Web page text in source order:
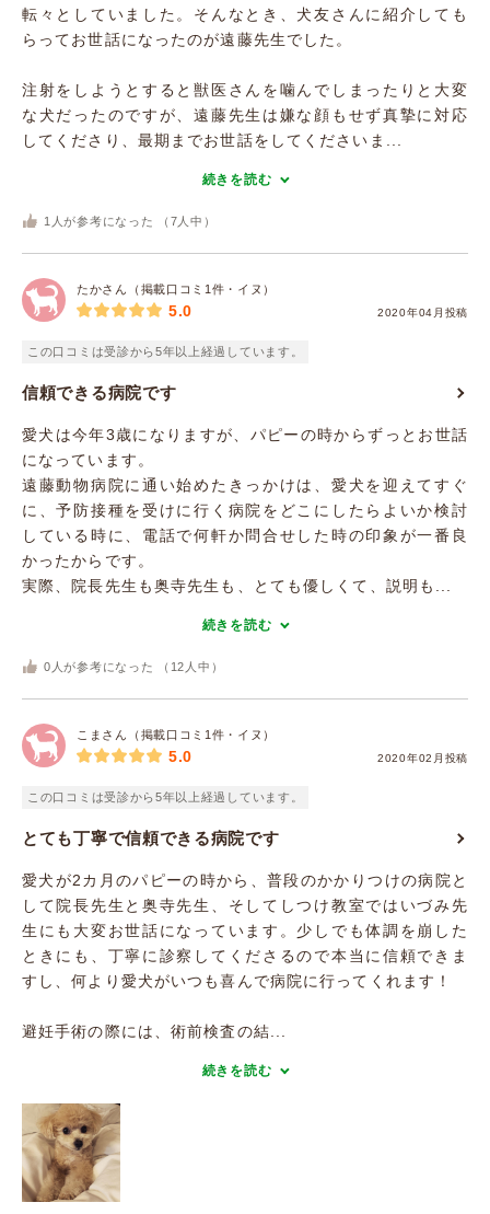
転々としていました。そんなとき、犬友さんに紹介しても
らってお世話になったのが遠藤先生でした。
注射をしようとすると獣医さんを噛んでしまったりと大変
な犬だったのですが、遠藤先生は嫌な顔もせず真摯に対応
してくださり、最期までお世話をしてくださいま...
続きを読む
1 人が参考になった （ 7 人中）
たかさん（掲載口コミ1件・イヌ）
2020年04月投稿
5.0
この口コミは受診から5年以上経過しています。
信頼できる病院です
愛犬は今年3歳になりますが、パピーの時からずっとお世話
になっています。
遠藤動物病院に通い始めたきっかけは、愛犬を迎えてすぐ
に、予防接種を受けに行く病院をどこにしたらよいか検討
している時に、電話で何軒か問合せした時の印象が一番良
かったからです。
実際、院長先生も奥寺先生も、とても優しくて、説明も...
続きを読む
0 人が参考になった （ 12 人中）
こまさん（掲載口コミ1件・イヌ）
2020年02月投稿
5.0
この口コミは受診から5年以上経過しています。
とても丁寧で信頼できる病院です
愛犬が2カ月のパピーの時から、普段のかかりつけの病院と
して院長先生と奥寺先生、そしてしつけ教室ではいづみ先
生にも大変お世話になっています。少しでも体調を崩した
ときにも、丁寧に診察してくださるので本当に信頼できま
すし、何より愛犬がいつも喜んで病院に行ってくれます！
避妊手術の際には、術前検査の結...
続きを読む